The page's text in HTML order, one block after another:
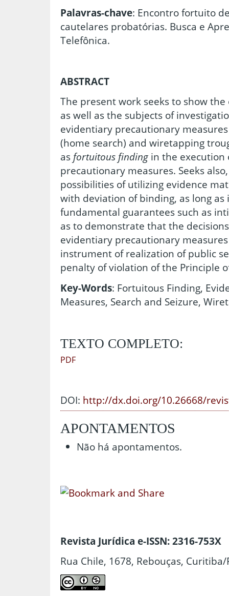
Palavras-chave: Encontro fortuito
cautelares probatórias. Busca e
Telefônica.
ABSTRACT
The present work seeks to show
as well as the subjects of
evidentiary precautionary
(home search) and wiretapping
as fortuitous finding in the
precautionary measures. Seeks
possibilities of utilizing evidence
with deviation of binding, as long as
fundamental guarantees such as
as to demonstrate that the
evidentiary precautionary
instrument of realization of public
penalty of violation of the Principle
Key-Words: Fortuitous Finding,
Measures, Search and Seizure,
TEXTO COMPLETO:
PDF
DOI: http://dx.doi.org/10.26668/
APONTAMENTOS
Não há apontamentos.
Revista Jurídica e-ISSN: 2316-753X
Rua Chile, 1678, Rebouças, Curitiba/